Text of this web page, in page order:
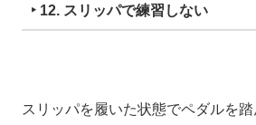
‣ 12. スリッパで練習しない
スリッパを履いた状態でペダルを踏